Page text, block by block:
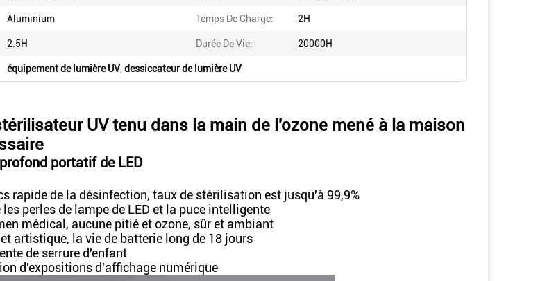
Aluminium Temps De Charge: 2H
2.5H Durée De Vie: 20000H
équipement de lumière UV dessiccateur de lumière UV
UV tenu dans la main de l'ozone mené à la maison
portatif de LED
rapide de la désinfection, taux de stérilisation est jusqu'à 99,9%
perles de lampe de LED et la puce intelligente
médical, aucune pitié et ozone, sûr et ambiant
artistique, la vie de batterie long de 18 jours
de serrure d'enfant
d'expositions d'affichage numérique